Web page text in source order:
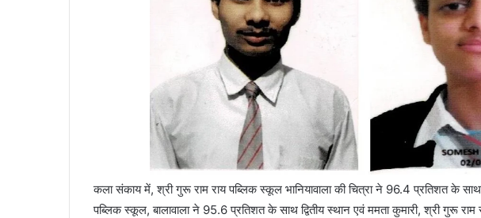
कला संकाय में, श्री गुरू राम राय पब्लिक स्कूल भानियावाला की चित्रा ने 96.4 प्रतिशत के
पब्लिक स्कूल, बालावाला ने 95.6 प्रतिशत के साथ द्वितीय स्थान एवं ममता कुमारी, श्री गुरू